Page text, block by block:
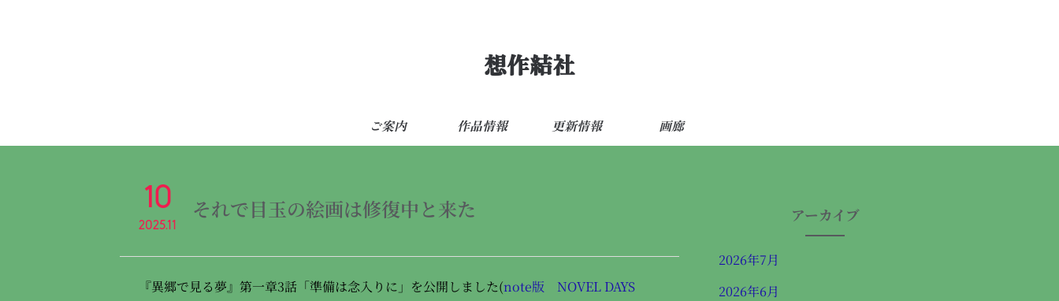
想作結社
ご案内 作品情報 更新情報 画廊
10
2025.11
それで目玉の絵画は修復中と来た
『異郷で見る夢』第一章3話「準備は念入りに」を公開しました(note版
NOVEL DAYS
アーカイブ
2026年7月
2026年6月